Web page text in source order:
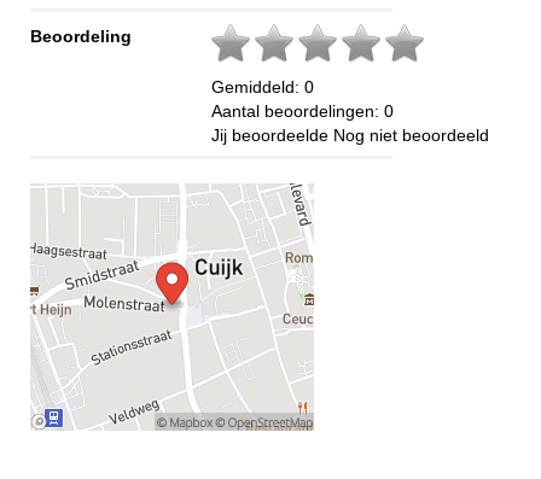
Beoordeling
Gemiddeld: 0
Aantal beoordelingen: 0
Jij beoordeelde Nog niet beoordeeld